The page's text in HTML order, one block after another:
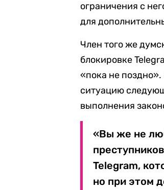
ограничения с
для
Член того же
блокировке
«пока не поздно».
ситуацию
выполнения
«Вы же не
Telegram,
но при этом